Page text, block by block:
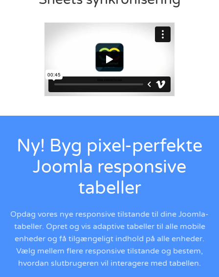
Ny! Byg pixel-perfekte
Joomla responsive
tabeller
Opdag vores nye responsive tilstande til dine Joomla-
tabeller. Opret og vis adaptive tabeller til alle mobile
enheder og få tilgængeligt indhold på alle enheder.
Vælg mellem flere responsive tilstande og bestem,
hvordan slutbrugeren vil interagere med tabellen.